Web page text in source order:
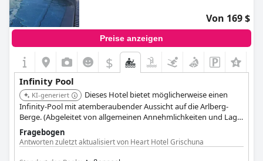
Von 169 $
Preise anzeigen
$
Infinity Pool
KI-generiert
Dieses Hotel bietet möglicherweise einen
Infinity-Pool mit atemberaubender Aussicht auf die Arlberg-
Berge. (Abgeleitet von allgemeinen Annehmlichkeiten und Lage)
Fragebogen
Antworten zuletzt aktualisiert von Heart Hotel Grischuna